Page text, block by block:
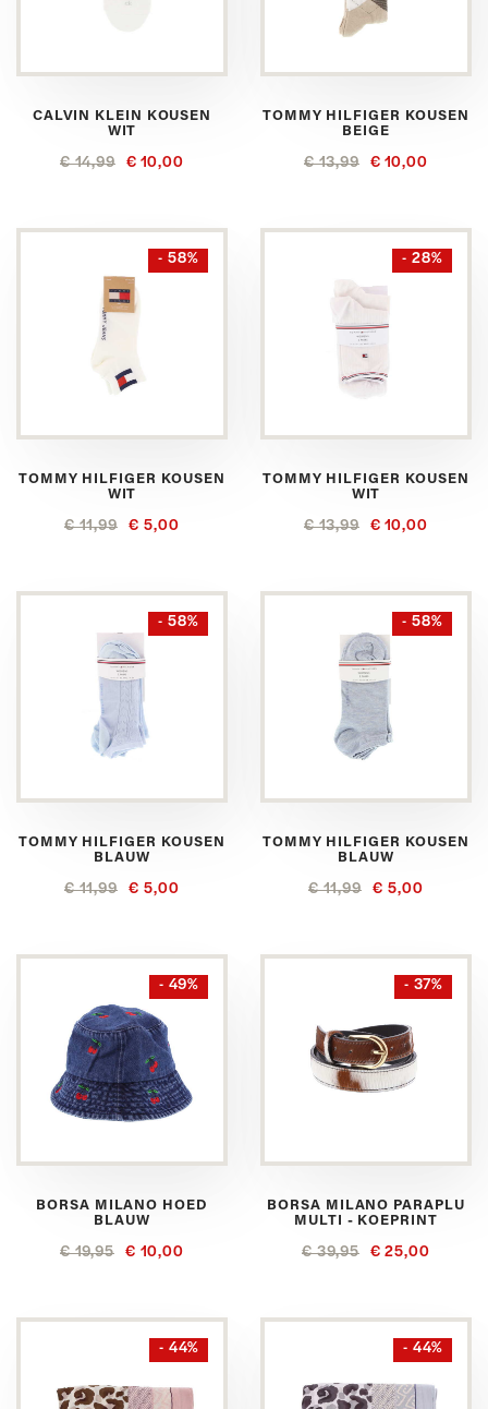
CALVIN KLEIN KOUSEN
WIT
€ 14,99 € 10,00
TOMMY HILFIGER KOUSEN
BEIGE
€ 13,99 € 10,00
- 58%
TOMMY HILFIGER KOUSEN
WIT
€ 11,99 € 5,00
- 28%
TOMMY HILFIGER KOUSEN
WIT
€ 13,99 € 10,00
- 58%
TOMMY HILFIGER KOUSEN
BLAUW
€ 11,99 € 5,00
- 58%
TOMMY HILFIGER KOUSEN
BLAUW
€ 11,99 € 5,00
- 49%
BORSA MILANO HOED
BLAUW
€ 19,95 € 10,00
- 37%
BORSA MILANO PARAPLU
MULTI - KOEPRINT
€ 39,95 € 25,00
- 44% - 44%